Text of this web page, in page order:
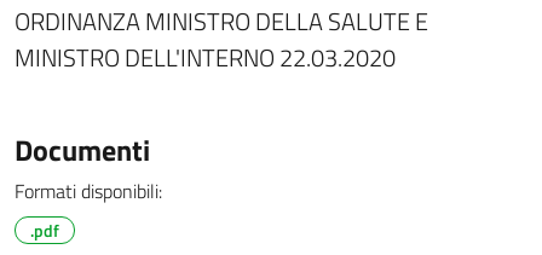
ORDINANZA MINISTRO DELLA SALUTE E
MINISTRO DELL'INTERNO 22.03.2020
Documenti
Formati disponibili:
.pdf